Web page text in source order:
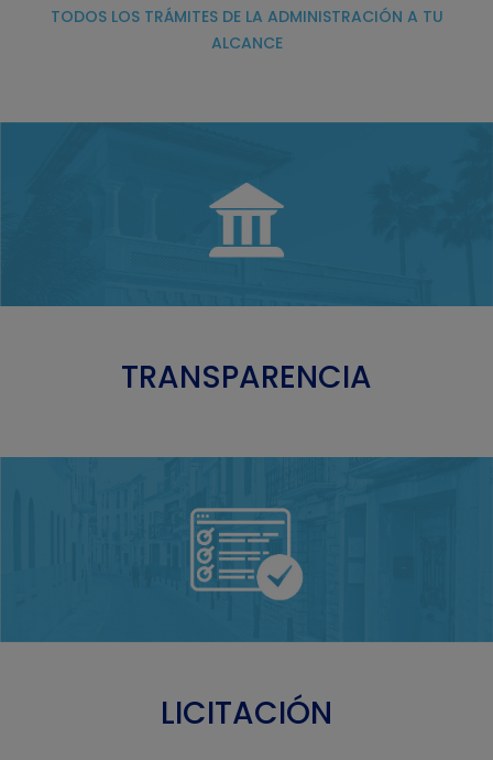
TODOS LOS TRÁMITES DE LA ADMINISTRACIÓN A TU
ALCANCE
TRANSPARENCIA
LICITACIÓN